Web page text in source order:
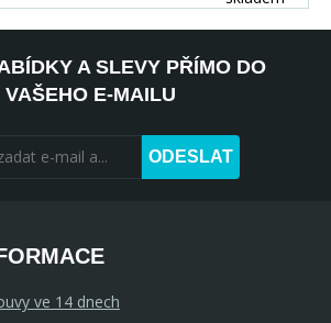
A SLEVY PŘÍMO DO
VAŠEHO E-MAILU
ODESLAT
ve 14 dnech